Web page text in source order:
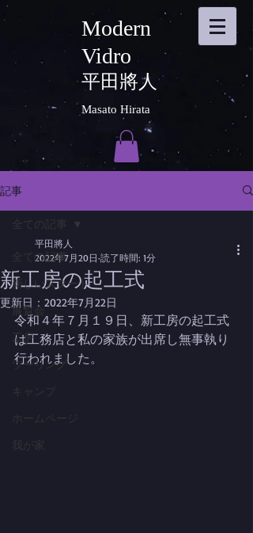
Modern
Vidro
平田將人
Masato Hirata
記事
全ての記事
新しいスタート
展覧会
工房
ツーリング
ホームページ
我が家
新工房の起工式
平田將人
2022年7月20日 読了時間: 1分
更新日： 2022年7月22日
令和４年７月１９日、新工房の起工式
は工務店と私の家族が出席し無事執り
行われました。